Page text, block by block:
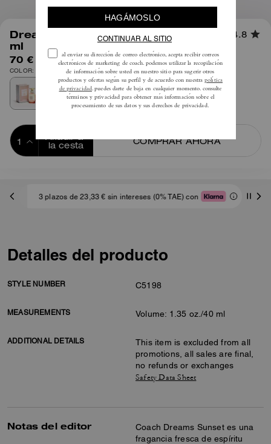
Dreams Sunset Eau de Parfum 40
ml
4.8
70 €
COLOR: Multicolor
Añadir a
la cesta
COMPRAR AHORA
3 plazos de 23,33 € sin intereses (0% TAE) con
Detalles del producto
STYLE NUMBER C5198
MEASUREMENTS Volume: 1.35 oz./40 ml
ADDITIONAL DETAILS
This item is excluded from all
promotions, all sales are final,
no refunds or exchanges
Safety Data Sheet
Notas del editor
Coach Dreams Sunset es una
fragancia fresca de espíritu